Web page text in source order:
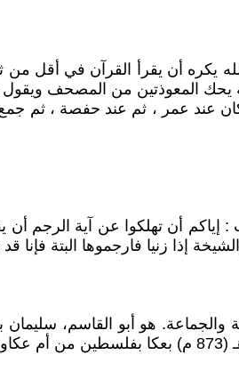
يكره أن يقرأ القرآن في أقل
المعوذتين من المصحف ويقول
عند عمر ، ثم عند حفصة ، ثم جمع
أن تهلكوا عن آية الرجم
إذا زنيا فارجموها البتة فإنا قد
هـ / 971م)، أحد علماء وأئمة أهل السنة